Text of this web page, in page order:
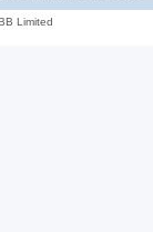
Limited